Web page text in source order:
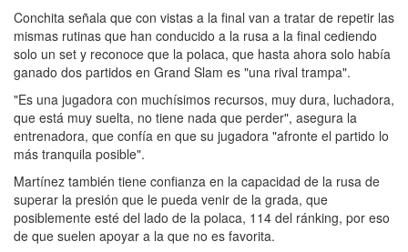
Conchita señala que con vistas a la final van a tratar de repetir las
mismas rutinas que han conducido a la rusa a la final cediendo
solo un set y reconoce que la polaca, que hasta ahora solo había
ganado dos partidos en Grand Slam es "una rival trampa".
"Es una jugadora con muchísimos recursos, muy dura, luchadora,
que está muy suelta, no tiene nada que perder", asegura la
entrenadora, que confía en que su jugadora "afronte el partido lo
más tranquila posible".
Martínez también tiene confianza en la capacidad de la rusa de
superar la presión que le pueda venir de la grada, que
posiblemente esté del lado de la polaca, 114 del ránking, por eso
de que suelen apoyar a la que no es favorita.